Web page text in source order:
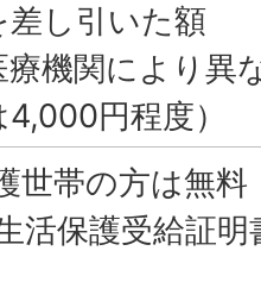
差し引いた額
療機関により
円程度）
世帯の方は無
活保護受給証